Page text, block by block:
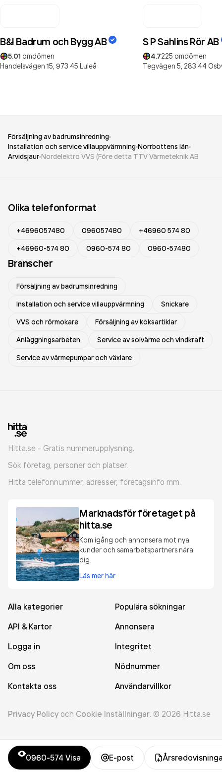
0960-574 Visa E-post
B&l Badrum och Bygg AB
5.01 omdömen
Handelsvägen 15, 973 45 Luleå
S P Sahlins Rör AB
4.7225 omdömen
Tegvägen 5, 283 44
Försäljning av badrumsinredning
Installation och service villauppvärmning Norrbottens län
Arvidsjaur Nordelektro VVS (Före detta TTV Värmeteknik AB
Olika telefonformat
+4696057480 096057480
+46960 574 80
+46960-574 80
0960-574 80 0960-57480
Branscher
Försäljning av badrumsinredning
Installation och service villauppvärmning
Snickare
VVS och rörmokare
Försäljning av köksartiklar
Anläggningsarbeten
Service av solvärme och vindkraft
Service av värmepumpar och växlare
Hitta.se - Gratis nummerupplysning.
Sök företag, personer och platser.
Hitta telefonnummer, adresser, företagsinfo mm.
Marknadsför företaget på
hitta.se
Kom igång och annonsera mot nya
kunder och samarbetspartners nära
dig.
Läs mer här
Alla kategorier
Populära sökningar
API & Kartor
Annonsera
Logga in
Integritet
Om oss
Nödnummer
Kontakta oss
Användarvillkor
Privacy Policy och Cookie Inställningar. © 2026 Hitta.se